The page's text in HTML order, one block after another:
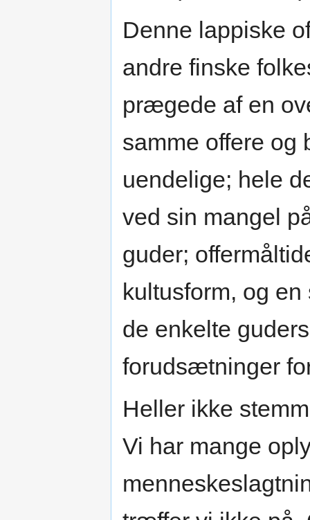
Denne lappiske
andre finske
prægede af en
samme offere og
uendelige; hele
ved sin mangel
guder;
kultusform, og
de enkelte
forudsætninger
Heller ikke
Vi har mange